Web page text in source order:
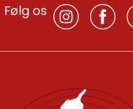
Følg os